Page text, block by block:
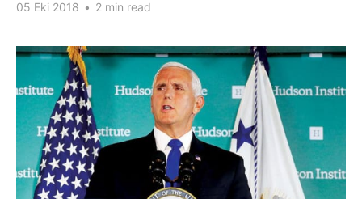
05 Eki 2018 • 2 min read